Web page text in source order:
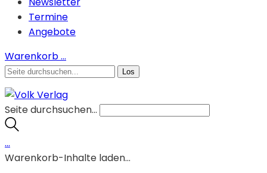
Termine
Angebote
Warenkorb…
Seite durchsuchen...
…
Warenkorb-Inhalte laden...